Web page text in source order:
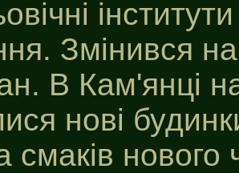
Змінився
В Кам'янці
нові
смаків нового